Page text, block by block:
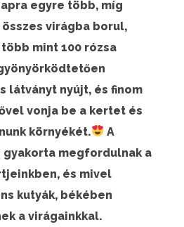
egyre több, míg
virágba borul,
mint 100 rózsa
látványt nyújt, és finom
vonja be a kertet és
környékét.
A
gyakorta megfordulnak a
és mivel
kutyák, békében
a virágainkkal.